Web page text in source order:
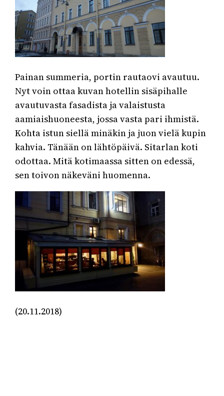
Painan summeria, portin rautaovi avautuu.
Nyt voin ottaa kuvan hotellin sisäpihalle
avautuvasta fasadista ja valaistusta
aamiaishuoneesta, jossa vasta pari ihmistä.
Kohta istun siellä minäkin ja juon vielä kupin
kahvia. Tänään on lähtöpäivä. Sitarlan koti
odottaa. Mitä kotimaassa sitten on edessä,
sen toivon näkeväni huomenna.
(20.11.2018)